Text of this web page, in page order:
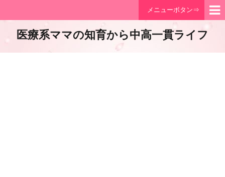
メニューボタン⇒
医療系ママの知育から中高一貫ライフ